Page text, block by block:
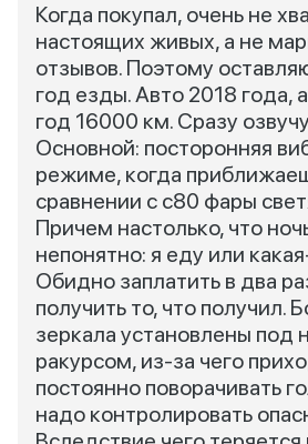
Когда покупал, очень не
настоящих живых, а не
отзывов. Поэтому
год езды. Авто 2018 года,
год 16000 км. Сразу
Основной: посторонняя
режиме, когда
сравнении с с80 фары
Причем настолько, что
непонятно: я еду или
Обидно заплатить в два
получить то, что получил.
зеркала установлены под
ракурсом, из-за чего
постоянно поворачивать
надо контролировать